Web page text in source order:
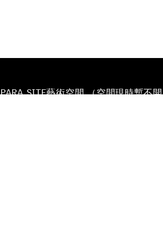
PARA SITE藝術空間 （空間現時暫不開